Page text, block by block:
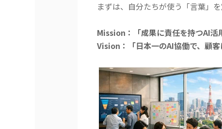
まずは、自分たちが使う「言葉」を
Mission：「成果に責任を持つAI
Vision：「日本一のAI協働で、顧客